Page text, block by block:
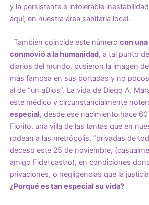
y la persistente e intolerable
aquí, en nuestra área sanitaria local.
También coincide este número con
conmovió a la humanidad, a tal punto
diarios del mundo, pusieron la imagen
más famosa en sus portadas y no
al de “un aDios”. La vida de Diego A.
este médico y circunstancialmente
especial, desde ese nacimiento hace
Fiorito, una villa de las tantas que en
rodean a las metrópolis, “privadas de
deceso este 25 de noviembre,
amigo Fidel castro), en condiciones
privaciones, o negligencias que la
¿Porqué es tan especial su vida?